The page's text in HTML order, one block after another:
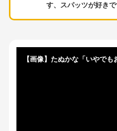
す、スパッツが好き